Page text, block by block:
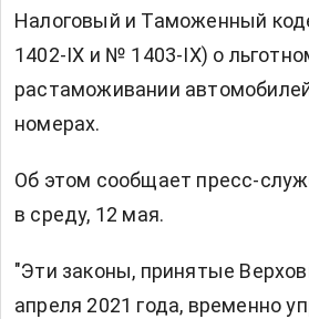
Налоговый и Таможенный
1402-IX и № 1403-IX) о
растаможивании
номерах.
Об этом сообщает пресс-
в среду, 12 мая.
"Эти законы, принятые
апреля 2021 года, временно